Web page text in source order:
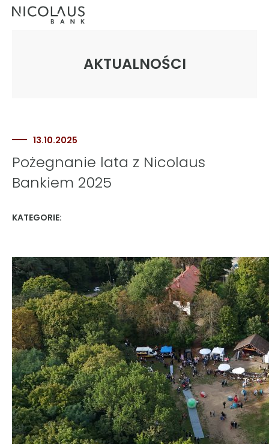
AKTUALNOŚCI
13.10.2025
Pożegnanie lata z Nicolaus
Bankiem 2025
KATEGORIE: